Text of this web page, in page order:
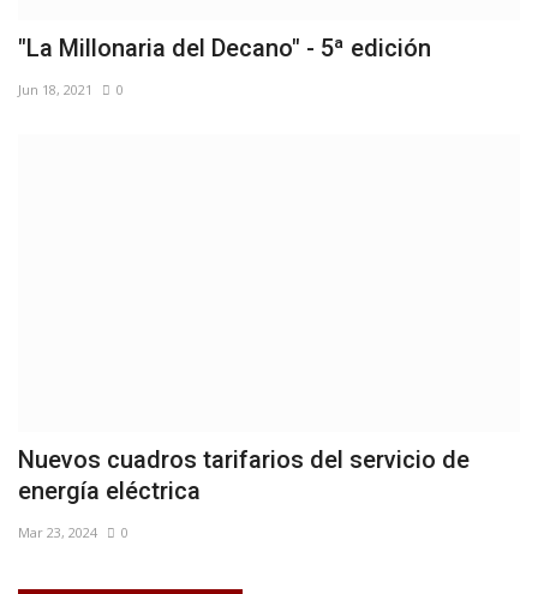
"La Millonaria del Decano" - 5ª edición
Jun 18, 2021 0
Nuevos cuadros tarifarios del servicio de
energía eléctrica
Mar 23, 2024 0